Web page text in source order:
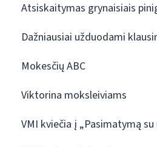
Atsiskaitymas grynaisiais
Dažniausiai užduodami
Mokesčių ABC
Viktorina moksleiviams
VMI kviečia į „Pasimatymą